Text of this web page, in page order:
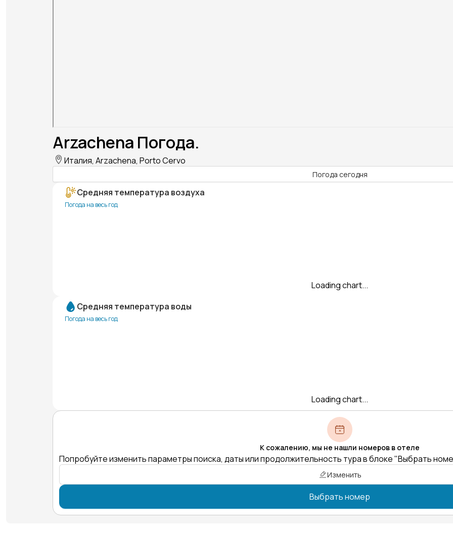
Arzachena Погода.
Италия, Arzachena, Porto Cervo
Погода сегодня
Средняя температура воздуха
Погода на весь год
Loading chart...
Средняя температура воды
Погода на весь год
Loading chart...
К сожалению, мы не нашли номеров в отеле
Попробуйте изменить параметры поиска, даты или продолжительность тура в блоке "Выбрать
Изменить
Выбрать номер